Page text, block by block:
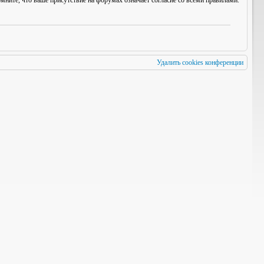
Удалить cookies конференции